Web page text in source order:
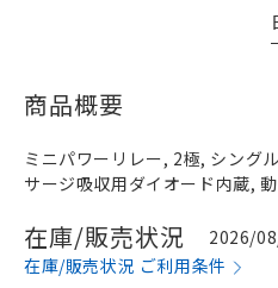
商品概要
ミニパワーリレー, 2極, シング
サージ吸収用ダイオード内蔵,
在庫/販売状況
2026/
在庫/販売状況 ご利用条件